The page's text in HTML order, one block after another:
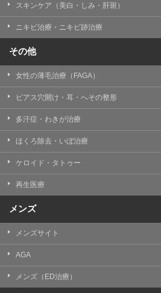
スキンケア（美白・しみ・肝斑）
ニキビ治療・ニキビ跡治療
その他
女性の薄毛治療（FAGA）
ピアス穴開け・耳・へその整形
多汗症・わきが治療
ほくろ除去・いぼ治療
ケロイド・タトゥー
再生医療
メンズ
メンズサイト
AGA
メンズ（ED治療）